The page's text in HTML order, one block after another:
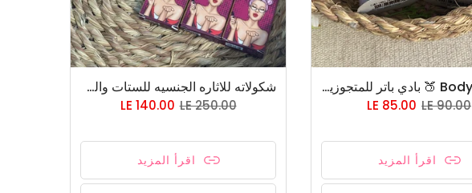
Body better 🍑 بادي باتر للمتجوزين فقط
LE 90.00
LE 85.00
اقرأ المزيد
شكولاته للاثاره الجنسيه للستات والرجاله
LE 250.00
LE 140.00
اقرأ المزيد